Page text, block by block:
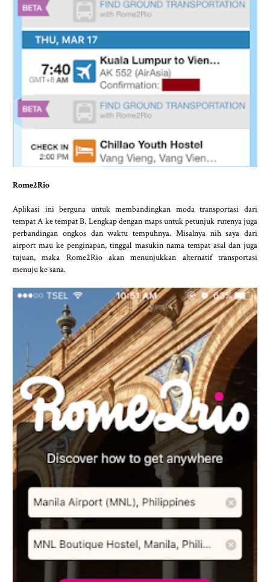
Rome2Rio
Aplikasi ini berguna untuk membandingkan moda transportasi dari
tempat A ke tempat B. Lengkap dengan maps untuk petunjuk rutenya juga
perbandingan ongkos dan waktu tempuhnya. Misalnya nih saya dari
airport mau ke penginapan, tinggal masukin nama tempat asal dan juga
tujuan, maka Rome2Rio akan menunjukkan alternatif transportasi
menuju ke sana.